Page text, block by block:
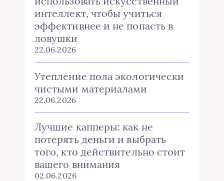
интеллект, чтобы учиться
эффективнее и не попасть в
ловушки
22.06.2026
Утепление пола экологически
чистыми материалами
22.06.2026
Лучшие капперы: как не
потерять деньги и выбрать
того, кто действительно стоит
вашего внимания
02.06.2026